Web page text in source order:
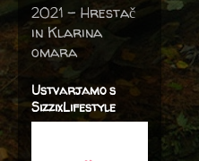
2021 – Hrestač
in Klarina
omara
Ustvarjamo s
SizzixLifestyle